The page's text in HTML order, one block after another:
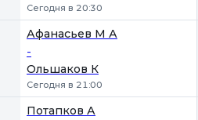
Сегодня в 20:30
Афанасьев М А
-
Ольшаков К
Сегодня в 21:00
Потапков А